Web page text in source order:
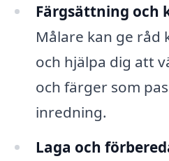
Färgsättning och
Målare kan ge
och hjälpa dig att
och färger som
inredning.
Laga och